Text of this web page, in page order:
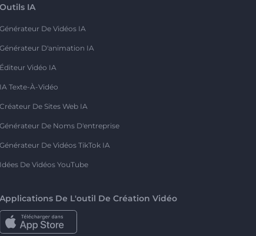
Outils IA
Générateur De Vidéos IA
Générateur D'animation IA
Éditeur Vidéo IA
IA Texte-À-Vidéo
Créateur De Sites Web IA
Générateur De Noms D'entreprise
Générateur De Vidéos TikTok IA
Idées De Vidéos YouTube
Applications De L'outil De Création Vidéo